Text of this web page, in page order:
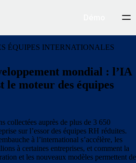
ÉQUIPES INTERNATIONALES
mondial : l’IA
le moteur des équipes
collectées auprès de plus de 3 650
sur l’essor des équipes RH réduites.
à l’international s’accélère, les
à certaines entreprises, et comment la
et les nouveaux modèles permettent de